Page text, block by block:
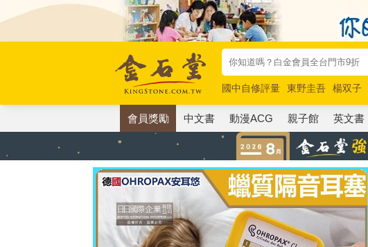
國中自修評量 東野圭吾 楊双子
唯紅花綻放
奧德賽 路邊攤新作
會員獎勵 中文書 動漫ACG 親子館 英文書